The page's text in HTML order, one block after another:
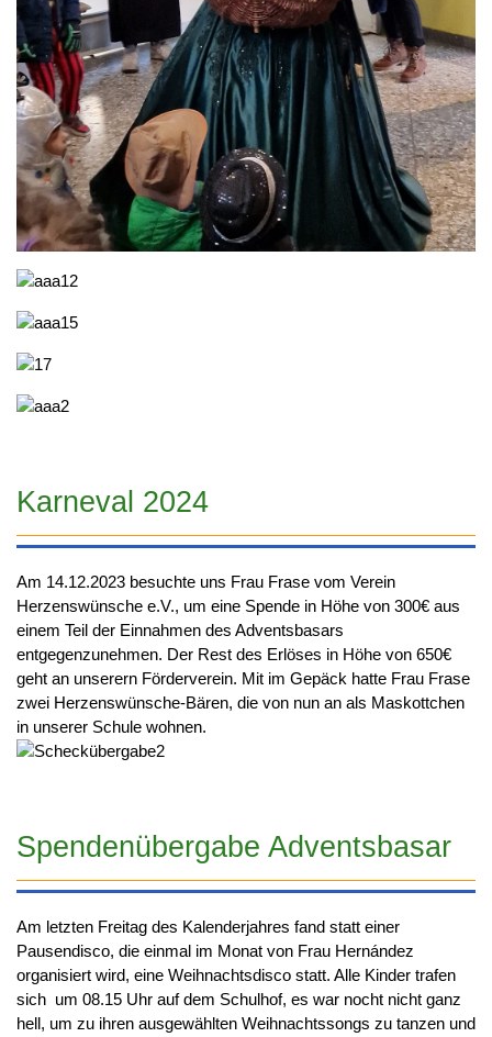
Karneval 2024
Spendenübergabe Adventsbasar
Am 14.12.2023 besuchte uns Frau Frase vom Verein
Herzenswünsche e.V., um eine Spende in Höhe von 300€ aus
einem Teil der Einnahmen des Adventsbasars
entgegenzunehmen. Der Rest des Erlöses in Höhe von 650€
geht an unserern Förderverein. Mit im Gepäck hatte Frau Frase
zwei Herzenswünsche-Bären, die von nun an als Maskottchen
in unserer Schule wohnen.
Am letzten Freitag des Kalenderjahres fand statt einer
Pausendisco, die einmal im Monat von Frau Hernández
organisiert wird, eine Weihnachtsdisco statt. Alle Kinder trafen
sich um 08.15 Uhr auf dem Schulhof, es war nocht nicht ganz
hell, um zu ihren ausgewählten Weihnachtssongs zu tanzen und